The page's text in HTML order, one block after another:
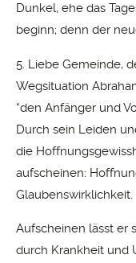
Dunkel, ehe das
beginn; denn der
5. Liebe Gemeinde,
Wegsituation
“den Anfänger und
Durch sein Leiden
die
aufscheinen:
Glaubenswirklichkeit.
Aufscheinen lässt er
durch Krankheit und